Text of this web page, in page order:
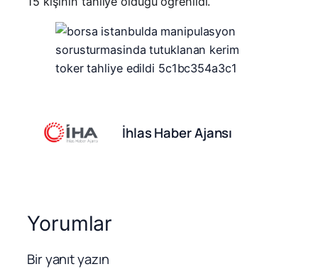
İhlas Haber Ajansı
Yorumlar
Bir yanıt yazın